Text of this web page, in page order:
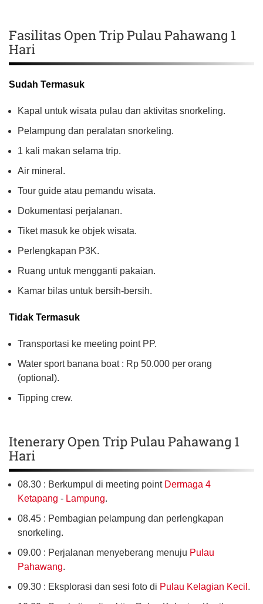
Fasilitas Open Trip Pulau Pahawang 1
Hari
Sudah Termasuk
Kapal untuk wisata pulau dan aktivitas snorkeling.
Pelampung dan peralatan snorkeling.
1 kali makan selama trip.
Air mineral.
Tour guide atau pemandu wisata.
Dokumentasi perjalanan.
Tiket masuk ke objek wisata.
Perlengkapan P3K.
Ruang untuk mengganti pakaian.
Kamar bilas untuk bersih-bersih.
Tidak Termasuk
Transportasi ke meeting point PP.
Water sport banana boat : Rp 50.000 per orang
(optional).
Tipping crew.
Itenerary Open Trip Pulau Pahawang 1
Hari
08.30 : Berkumpul di meeting point Dermaga 4
Ketapang - Lampung.
08.45 : Pembagian pelampung dan perlengkapan
snorkeling.
09.00 : Perjalanan menyeberang menuju Pulau
Pahawang.
09.30 : Eksplorasi dan sesi foto di Pulau Kelagian Kecil .